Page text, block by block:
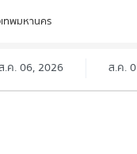
ทพมหานคร
.ค. 06, 2026 ส.ค.